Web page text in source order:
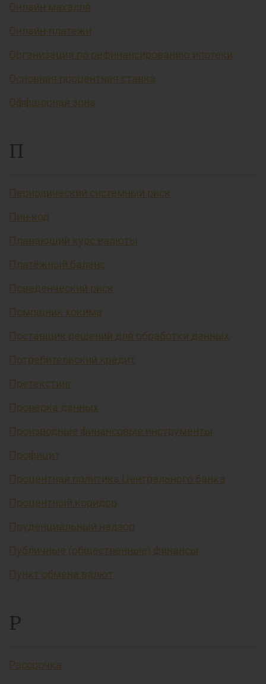
Онлайн махалля
Онлайн-платежи
Организация по рефинансированию ипотеки
Основная процентная ставка
Оффшорная зона
П
Периодический системный риск
Пин-код
Плавающий курс валюты
Платёжный баланс
Поведенческий риск
Помощник хокима
Поставщик решений для обработки данных
Потребительский кредит
Претекстинг
Проверка данных
Производные финансовые инструменты
Профицит
Процентная политика Центрального банка
Процентный коридор
Пруденциальный надзор
Публичные (общественные) финансы
Пункт обмена валют
Р
Рассрочка